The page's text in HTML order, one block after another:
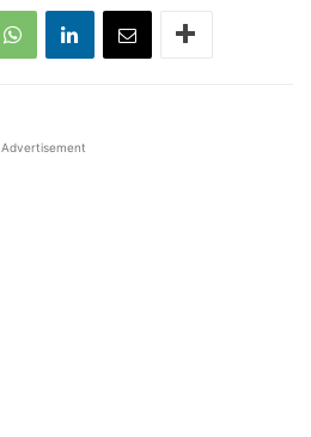
Advertisement